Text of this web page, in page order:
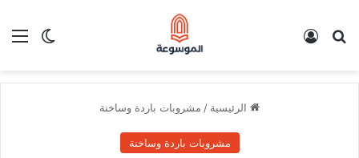
الوضع بحث عن
الرئيسية / مشروبات باردة وساخنة
مشروبات باردة وساخنة